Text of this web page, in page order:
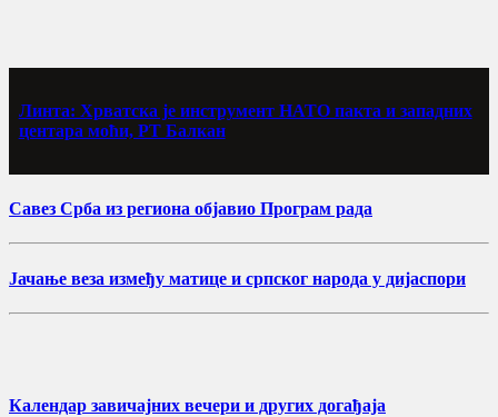
Линта: Хрватска је инструмент НАТО пакта и западних
центара моћи, РТ Балкан
Савез Срба из региона објавио Програм рада
Јачање веза између матице и српског народа у дијаспори
Календар завичајних вечери и других догађаја